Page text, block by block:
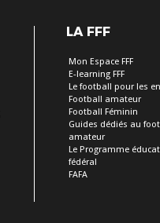
LA FFF
Mon Espace FFF
E-learning FFF
Le football pour les
Football amateur
Football Féminin
Guides dédiés au
amateur
Le Programme
fédéral
FAFA